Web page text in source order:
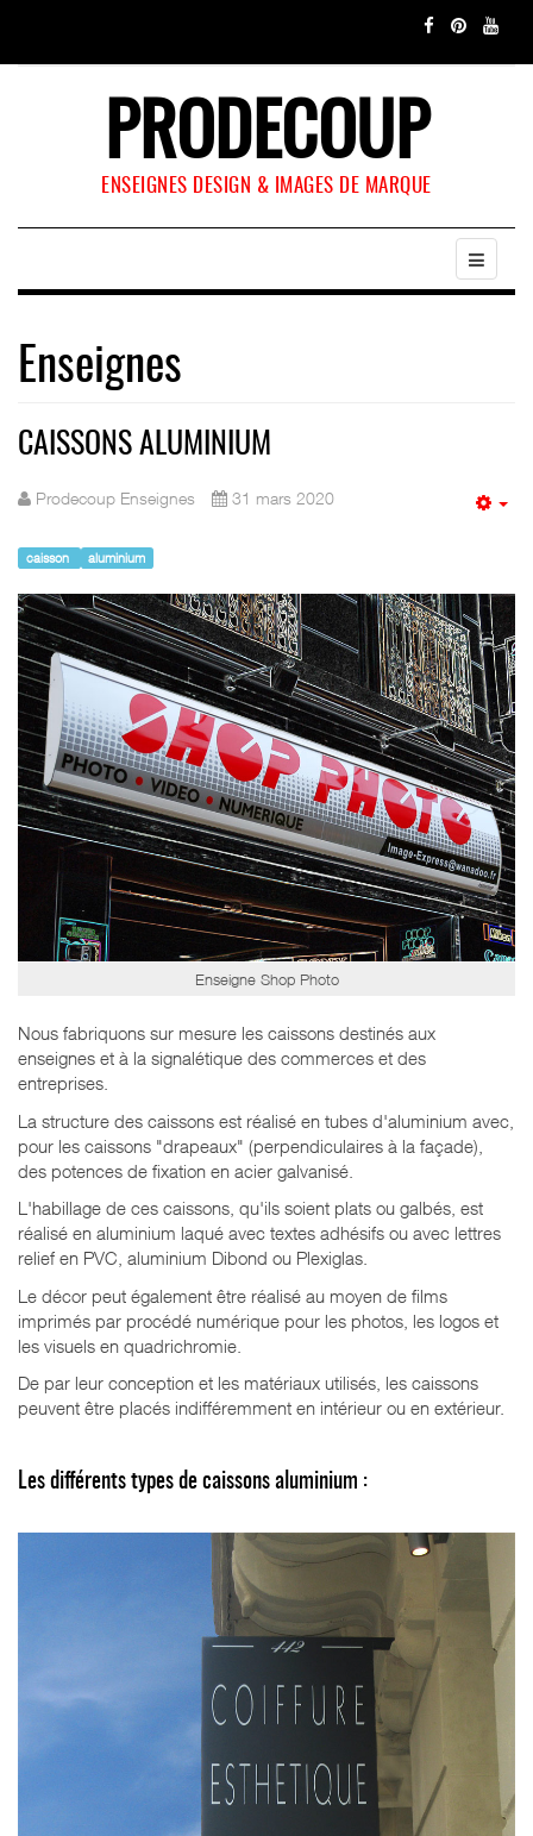
PRODECOUP
ENSEIGNES DESIGN & IMAGES DE MARQUE
Enseignes
CAISSONS ALUMINIUM
Prodecoup Enseignes 31 mars 2020
caisson aluminium
Enseigne Shop Photo
Nous fabriquons sur mesure les caissons destinés aux
enseignes et à la signalétique des commerces et des
entreprises.
La structure des caissons est réalisé en tubes d'aluminium avec,
pour les caissons "drapeaux" (perpendiculaires à la façade),
des potences de fixation en acier galvanisé.
L'habillage de ces caissons, qu'ils soient plats ou galbés, est
réalisé en aluminium laqué avec textes adhésifs ou avec lettres
relief en PVC, aluminium Dibond ou Plexiglas.
Le décor peut également être réalisé au moyen de films
imprimés par procédé numérique pour les photos, les logos et
les visuels en quadrichromie.
De par leur conception et les matériaux utilisés, les caissons
peuvent être placés indifféremment en intérieur ou en extérieur.
Les différents types de caissons aluminium :